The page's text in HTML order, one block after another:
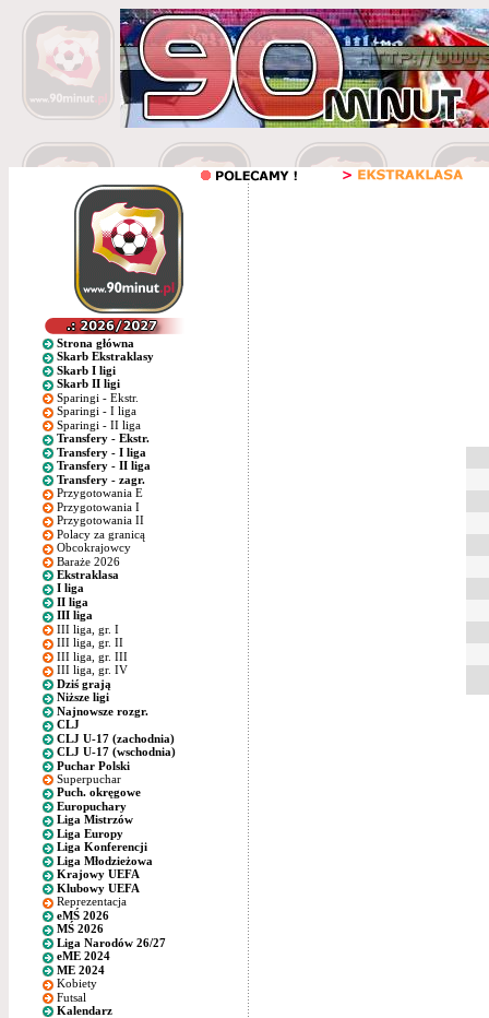
Strona główna
Skarb Ekstraklasy
Skarb I ligi
Skarb II ligi
Sparingi - Ekstr.
Sparingi - I liga
Sparingi - II liga
Transfery - Ekstr.
Transfery - I liga
Transfery - II liga
Transfery - zagr.
Przygotowania E
Przygotowania I
Przygotowania II
Polacy za granicą
Obcokrajowcy
Baraże 2026
Ekstraklasa
I liga
II liga
III liga
III liga, gr. I
III liga, gr. II
III liga, gr. III
III liga, gr. IV
Dziś grają
Niższe ligi
Najnowsze rozgr.
CLJ
CLJ U-17 (zachodnia)
CLJ U-17 (wschodnia)
Puchar Polski
Superpuchar
Puch. okręgowe
Europuchary
Liga Mistrzów
Liga Europy
Liga Konferencji
Liga Młodzieżowa
Krajowy UEFA
Klubowy UEFA
Reprezentacja
eMŚ 2026
MŚ 2026
Liga Narodów 26/27
eME 2024
ME 2024
Kobiety
Futsal
Kalendarz